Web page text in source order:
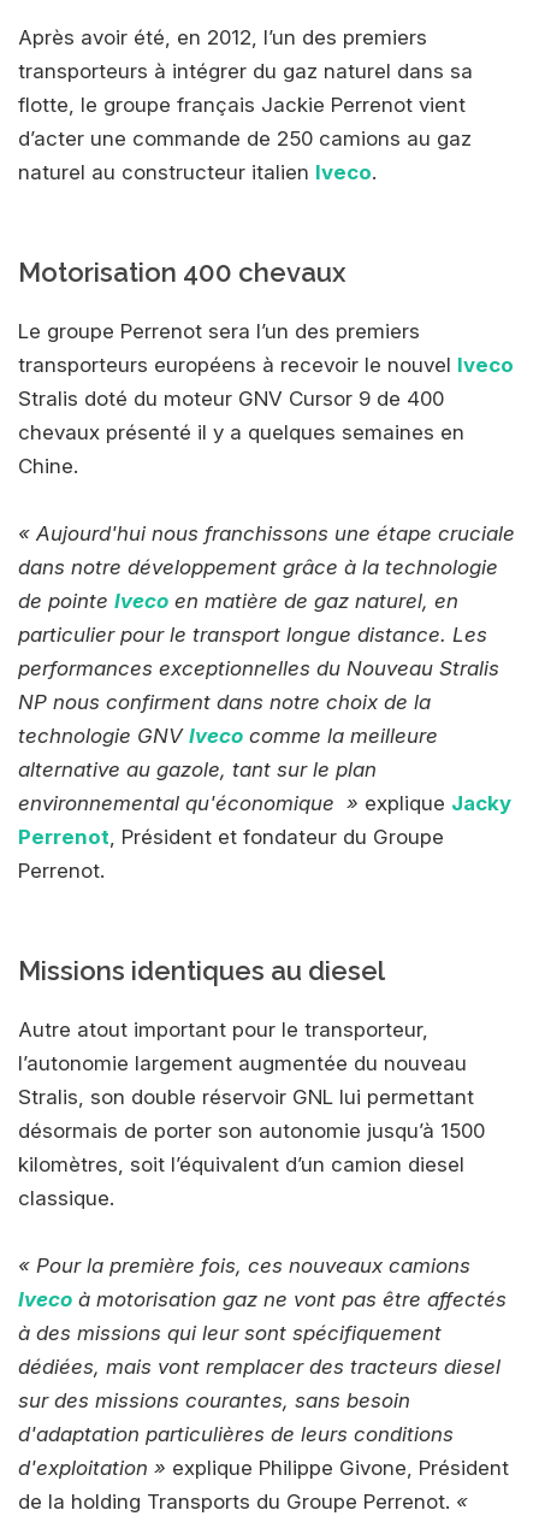
Après avoir été, en 2012, l’un des premiers
transporteurs à intégrer du gaz naturel dans sa
flotte, le groupe français Jackie Perrenot vient
d’acter une commande de 250 camions au gaz
naturel au constructeur italien Iveco.
Motorisation 400 chevaux
Le groupe Perrenot sera l’un des premiers
transporteurs européens à recevoir le nouvel Iveco
Stralis doté du moteur GNV Cursor 9 de 400
chevaux présenté il y a quelques semaines en
Chine.
« Aujourd'hui nous franchissons une étape cruciale
dans notre développement grâce à la technologie
de pointe Iveco en matière de gaz naturel, en
particulier pour le transport longue distance. Les
performances exceptionnelles du Nouveau Stralis
NP nous confirment dans notre choix de la
technologie GNV Iveco comme la meilleure
alternative au gazole, tant sur le plan
environnemental qu'économique » explique Jacky
Perrenot, Président et fondateur du Groupe
Perrenot.
Missions identiques au diesel
Autre atout important pour le transporteur,
l’autonomie largement augmentée du nouveau
Stralis, son double réservoir GNL lui permettant
désormais de porter son autonomie jusqu’à 1500
kilomètres, soit l’équivalent d’un camion diesel
classique.
« Pour la première fois, ces nouveaux camions
Iveco à motorisation gaz ne vont pas être affectés
à des missions qui leur sont spécifiquement
dédiées, mais vont remplacer des tracteurs diesel
sur des missions courantes, sans besoin
d'adaptation particulières de leurs conditions
d'exploitation » explique Philippe Givone, Président
de la holding Transports du Groupe Perrenot. «